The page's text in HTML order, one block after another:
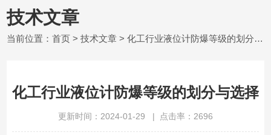
技术文章
当前位置：首页 >技术文章 > 化工行业液位计防爆等级的划分与选择
化工行业液位计防爆等级的划分与选择
更新时间：2024-01-29 | 点击率：2696